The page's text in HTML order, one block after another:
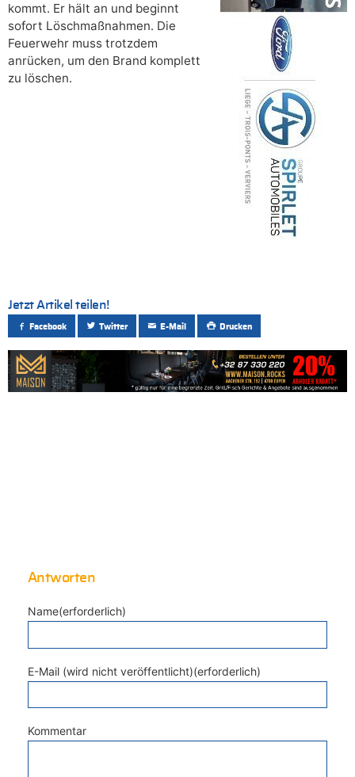
kommt. Er hält an und beginnt
sofort Löschmaßnahmen. Die
Feuerwehr muss trotzdem
anrücken, um den Brand komplett
zu löschen.
Jetzt Artikel teilen!
Facebook Twitter E-Mail Drucken
Antworten
Name(erforderlich)
E-Mail (wird nicht veröffentlicht)(erforderlich)
Kommentar